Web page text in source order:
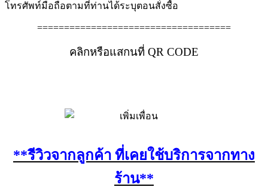
โทรศัพท์มือถือตามที่ท่านได้ระบุตอนสั่งซื้อ
====================================
คลิกหรือแสกนที่ QR CODE
**รีวิวจากลูกค้า ที่เคยใช้บริการจากทาง
ร้าน**